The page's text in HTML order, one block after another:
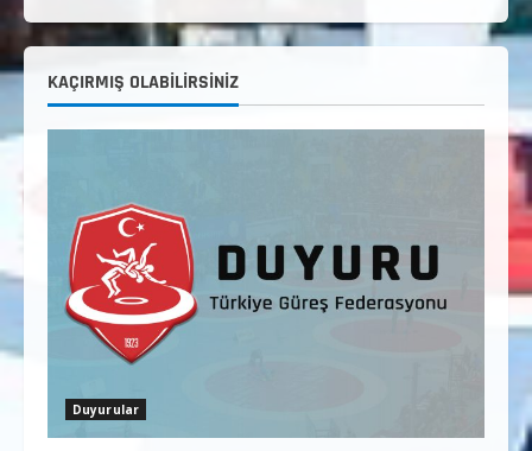
Eğitimi Sivas’ta Açılıyor
HAKKINDA
Haziran 12, 2026
KAÇIRMIŞ OLABILIRSINIZ
Duyurular